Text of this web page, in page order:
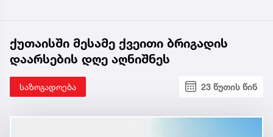
ქუთაისში მესამე ქვეითი ბრიგადის
დაარსების დღე აღნიშნეს
საზოგადოება 23 წუთის წინ